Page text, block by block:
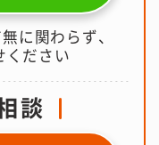
に関わらず、
ください
談